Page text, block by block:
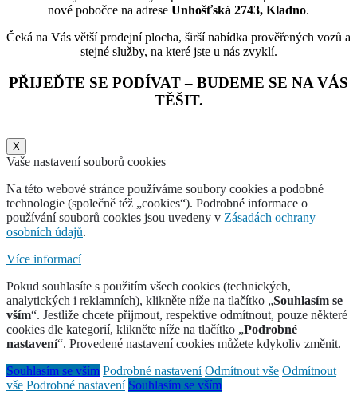
nové pobočce na adrese Unhošťská 2743, Kladno.
Čeká na Vás větší prodejní plocha, širší nabídka prověřených vozů a
stejné služby, na které jste u nás zvyklí.
PŘIJEĎTE SE PODÍVAT – BUDEME SE NA VÁS
TĚŠIT.
X
Vaše nastavení souborů cookies
Na této webové stránce používáme soubory cookies a podobné
technologie (společně též „cookies“). Podrobné informace o
používání souborů cookies jsou uvedeny v Zásadách ochrany
osobních údajů.
Více informací
Pokud souhlasíte s použitím všech cookies (technických,
analytických i reklamních), klikněte níže na tlačítko „Souhlasím se
vším“. Jestliže chcete přijmout, respektive odmítnout, pouze některé
cookies dle kategorií, klikněte níže na tlačítko „Podrobné
nastavení“. Provedené nastavení cookies můžete kdykoliv změnit.
Souhlasím se vším Podrobné nastavení Odmítnout vše Odmítnout
vše Podrobné nastavení Souhlasím se vším